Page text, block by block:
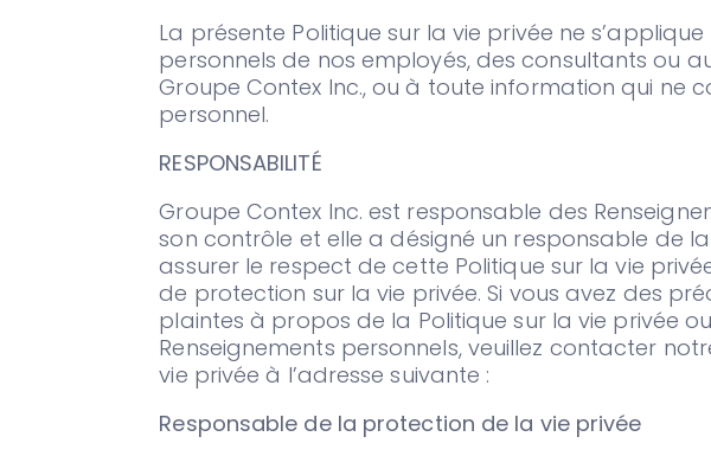
La présente Politique sur la vie privée ne
personnels de nos employés, des consultants ou
Groupe Contex Inc., ou à toute information qui ne
personnel.
RESPONSABILITÉ
Groupe Contex Inc. est responsable des
son contrôle et elle a désigné un responsable de
assurer le respect de cette Politique sur la vie
de protection sur la vie privée. Si vous avez des
plaintes à propos de la Politique sur la vie privée
Renseignements personnels, veuillez contacter
vie privée à l’adresse suivante :
Responsable de la protection de la vie privée